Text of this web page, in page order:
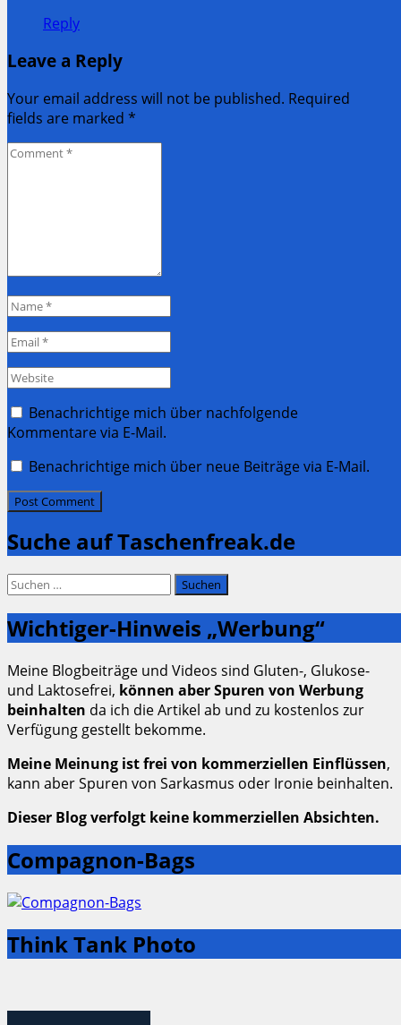
Reply
Leave a Reply
Your email address will not be published. Required
fields are marked *
Comment
Name
Email
Website
Benachrichtige mich über nachfolgende
Kommentare via E-Mail.
Benachrichtige mich über neue Beiträge via E-Mail.
Suche auf Taschenfreak.de
Suchen
Wichtiger-Hinweis „Werbung“
Meine Blogbeiträge und Videos sind Gluten-, Glukose-
und Laktosefrei, können aber Spuren von Werbung
beinhalten da ich die Artikel ab und zu kostenlos zur
Verfügung gestellt bekomme.
Meine Meinung ist frei von kommerziellen Einflüssen,
kann aber Spuren von Sarkasmus oder Ironie beinhalten.
Dieser Blog verfolgt keine kommerziellen Absichten.
Compagnon-Bags
Think Tank Photo